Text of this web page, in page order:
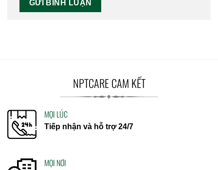
NPTCARE CAM KẾT
MỌI LÚC
Tiếp nhận và hỗ trợ 24/7
MỌI NƠI